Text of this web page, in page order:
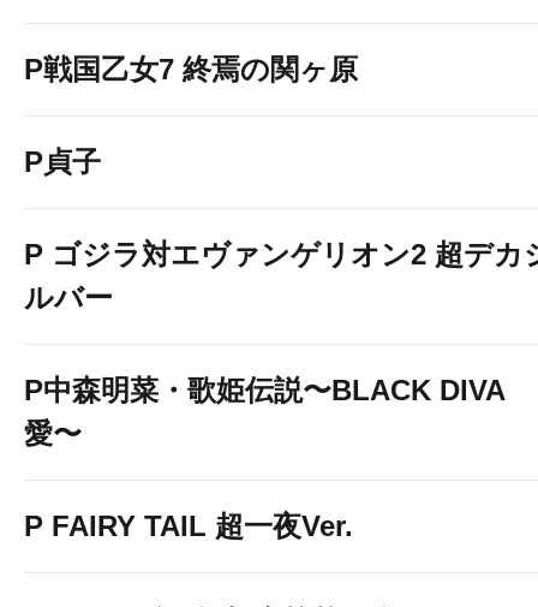
P戦国乙女7 終焉の関ヶ原
P貞子
P ゴジラ対エヴァンゲリオン2 超デカ
ルバー
P中森明菜・歌姫伝説〜BLACK DIVA
愛〜
P FAIRY TAIL 超一夜Ver.